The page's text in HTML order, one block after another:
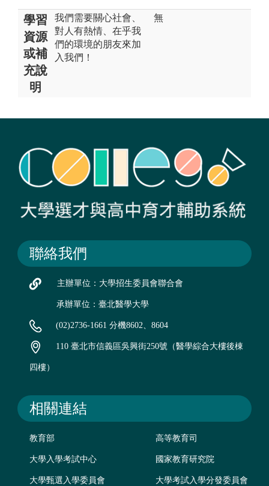
學習
資源
或補
充說
明
我們需要關心社會、
對人有熱情、在乎我
們的環境的朋友來加
入我們！
無
聯絡我們
主辦單位：大學招生委員會聯合會
承辦單位：臺北醫學大學
(02)2736-1661 分機8602、8604
110 臺北市信義區吳興街250號（醫學綜合大樓後棟
四樓）
相關連結
教育部 高等教育司
大學入學考試中心 國家教育研究院
大學甄選入學委員會 大學考試入學分發委員會